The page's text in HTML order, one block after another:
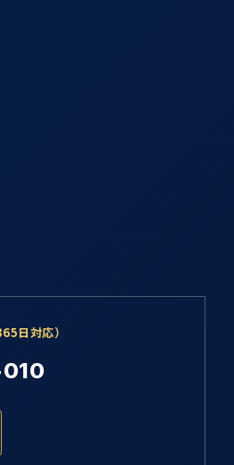
日対応）